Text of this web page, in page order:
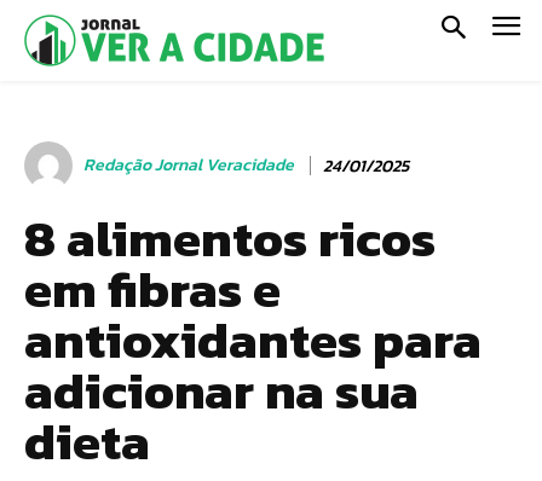
Redação Jornal Veracidade 24/01/2025
8 alimentos ricos
em fibras e
antioxidantes para
adicionar na sua
dieta